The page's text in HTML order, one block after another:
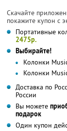
Скачайте
покажите купон с
Портативные
2475р.
Выбирайте!
Колонки
Колонки
Доставка по
России
Вы можете
подарок
Один купон